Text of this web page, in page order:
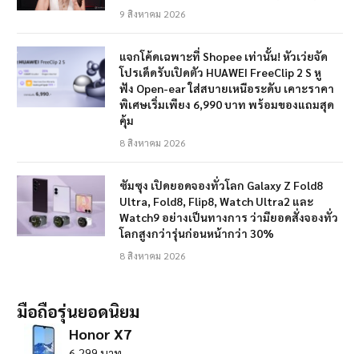
9 สิงหาคม 2026
แจกโค้ดเฉพาะที่ Shopee เท่านั้น! หัวเว่ยจัด
โปรเด็ดรับเปิดตัว HUAWEI FreeClip 2 S หู
ฟัง Open-ear ใส่สบายเหนือระดับ เคาะราคา
พิเศษเริ่มเพียง 6,990 บาท พร้อมของแถมสุด
คุ้ม
8 สิงหาคม 2026
ซัมซุง เปิดยอดจองทั่วโลก Galaxy Z Fold8
Ultra, Fold8, Flip8, Watch Ultra2 และ
Watch9 อย่างเป็นทางการ ว่ามียอดสั่งจองทั่ว
โลกสูงกว่ารุ่นก่อนหน้ากว่า 30%
8 สิงหาคม 2026
มือถือรุ่นยอดนิยม
Honor X7